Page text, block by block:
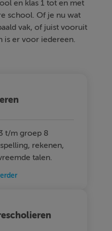
en klas 1 tot en met
school. Of je nu wat
vak, of juist vooruit
is er voor iedereen.
t/m groep 8
rekenen,
talen.